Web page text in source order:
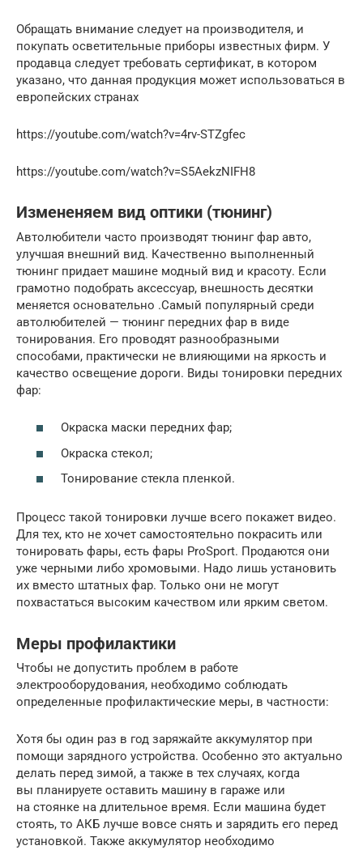
Обращать внимание следует на производителя, и
покупать осветительные приборы известных фирм. У
продавца следует требовать сертификат, в котором
указано, что данная продукция может использоваться в
европейских странах
https://youtube.com/watch?v=4rv-STZgfec
https://youtube.com/watch?v=S5AekzNIFH8
Измененяем вид оптики (тюнинг)
Автолюбители часто производят тюнинг фар авто,
улучшая внешний вид. Качественно выполненный
тюнинг придает машине модный вид и красоту. Если
грамотно подобрать аксессуар, внешность десятки
меняется основательно .Самый популярный среди
автолюбителей — тюнинг передних фар в виде
тонирования. Его проводят разнообразными
способами, практически не влияющими на яркость и
качество освещение дороги. Виды тонировки передних
фар:
Окраска маски передних фар;
Окраска стекол;
Тонирование стекла пленкой.
Процесс такой тонировки лучше всего покажет видео.
Для тех, кто не хочет самостоятельно покрасить или
тонировать фары, есть фары ProSport. Продаются они
уже черными либо хромовыми. Надо лишь установить
их вместо штатных фар. Только они не могут
похвастаться высоким качеством или ярким светом.
Меры профилактики
Чтобы не допустить проблем в работе
электрооборудования, необходимо соблюдать
определенные профилактические меры, в частности:
Хотя бы один раз в год заряжайте аккумулятор при
помощи зарядного устройства. Особенно это актуально
делать перед зимой, а также в тех случаях, когда
вы планируете оставить машину в гараже или
на стоянке на длительное время. Если машина будет
стоять, то АКБ лучше вовсе снять и зарядить его перед
установкой. Также аккумулятор необходимо